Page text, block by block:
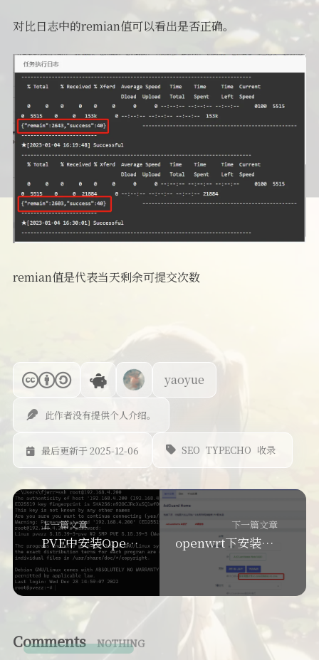
对比日志中的remian值可以看出是否正确。
remian值是代表当天剩余可提交次数
yaoyue
此作者没有提供个人介绍。
最后更新于 2025-12-06 SEO TYPECHO 收录
上一篇文章
PVE中安装OpenWrt作为旁路由
下一篇文章
openwrt下安装ADGuard Home过滤广告
Comments NOTHING